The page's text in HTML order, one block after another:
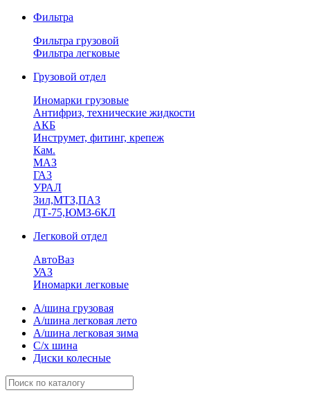
Фильтра
Фильтра грузовой
Фильтра легковые
Грузовой отдел
Иномарки грузовые
Антифриз, технические жидкости
АКБ
Инструмет, фитинг, крепеж
Кам.
МАЗ
ГА3
УРАЛ
Зил,МТЗ,ПАЗ
ДТ-75,ЮМЗ-6КЛ
Легковой отдел
АвтоВаз
УАЗ
Иномарки легковые
А/шина грузовая
А/шина легковая лето
А/шина легковая зима
С/х шина
Диски колесные